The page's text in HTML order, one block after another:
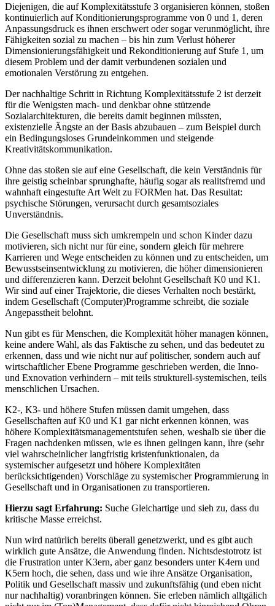
Diejenigen, die auf Komplexitätsstufe 3 organisieren können, stoßen
kontinuierlich auf Konditionierungsprogramme von 0 und 1, deren
Anpassungsdruck es ihnen erschwert oder sogar verunmöglicht, ihre
Fähigkeiten sozial zu machen – bis hin zum Verlust höherer
Dimensionierungsfähigkeit und Rekonditionierung auf Stufe 1, um
diesem Problem und der damit verbundenen sozialen und
emotionalen Verstörung zu entgehen.
Der nachhaltige Schritt in Richtung Komplexitätsstufe 2 ist derzeit
für die Wenigsten mach- und denkbar ohne stützende
Sozialarchitekturen, die bereits damit beginnen müssten,
existenzielle Ängste an der Basis abzubauen – zum Beispiel durch
ein Bedingungsloses Grundeinkommen und steigende
Kreativitätskommunikation.
Ohne das stoßen sie auf eine Gesellschaft, die kein Verständnis für
ihre geistig scheinbar sprunghafte, häufig sogar als realitsfremd und
wahnhaft eingestufte Art Welt zu FORMen hat. Das Resultat:
psychische Störungen, verursacht durch gesamtsoziales
Unverständnis.
Die Gesellschaft muss sich umkrempeln und schon Kinder dazu
motivieren, sich nicht nur für eine, sondern gleich für mehrere
Karrieren und Wege entscheiden zu können und zu entscheiden, um
Bewusstseinsentwicklung zu motivieren, die höher dimensionieren
und differenzieren kann. Derzeit belohnt Gesellschaft K0 und K1.
Wir sind auf einer Trajektorie, die dieses Verhalten noch bestärkt,
indem Gesellschaft (Computer)Programme schreibt, die soziale
Angepasstheit belohnt.
Nun gibt es für Menschen, die Komplexität höher managen können,
keine andere Wahl, als das Faktische zu sehen, und das bedeutet zu
erkennen, dass und wie nicht nur auf politischer, sondern auch auf
wirtschaftlicher Ebene Programme geschrieben werden, die Inno-
und Exnovation verhindern – mit teils strukturell-systemischen, teils
menschlichen Ursachen.
K2-, K3- und höhere Stufen müssen damit umgehen, dass
Gesellschaften auf K0 und K1 gar nicht erkennen können, was
höhere Komplexitätsmanagementstufen sehen, weshalb sie über die
Fragen nachdenken müssen, wie es ihnen gelingen kann, ihre (sehr
viel wahrscheinlicher langfristig kristenfunktionalen, da
systemischer aufgesetzt und höhere Komplexitäten
berücksichtigenden) Vorschläge zu systemischer Programmierung in
Gesellschaft und in Organisationen zu transportieren.
Hierzu sagt Erfahrung: Suche Gleichartige und sieh zu, dass du
kritische Masse erreichst.
Nun wird natürlich bereits überall genetzwerkt, und es gibt auch
wirklich gute Ansätze, die Anwendung finden. Nichtsdestotrotz ist
die Frustration unter K3ern, aber ganz besonders unter K4ern und
K5ern hoch, die sehen, dass und wie ihre Ansätze Organisation,
Politik und Gesellschaft massiv und zukunftsfähig (und eben nicht
nur nachhaltig) voranbringen können. Sie erleben nämlich alltgälich